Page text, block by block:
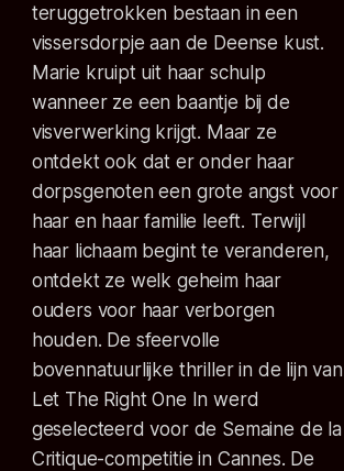
teruggetrokken bestaan in een
vissersdorpje aan de Deense kust.
Marie kruipt uit haar schulp
wanneer ze een baantje bij de
visverwerking krijgt. Maar ze
ontdekt ook dat er onder haar
dorpsgenoten een grote angst voor
haar en haar familie leeft. Terwijl
haar lichaam begint te veranderen,
ontdekt ze welk geheim haar
ouders voor haar verborgen
houden. De sfeervolle
bovennatuurlijke thriller in de lijn van
Let The Right One In werd
geselecteerd voor de Semaine de la
Critique-competitie in Cannes. De